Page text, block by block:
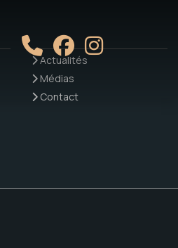
Actualités
Médias
Contact